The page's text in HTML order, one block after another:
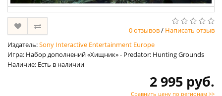
0 отзывов/ Написать отзыв
Издатель:Sony Interactive Entertainment Europe
Игра: Набор дополнений «Хищник» - Predator: Hunting Grounds
Наличие: Есть в наличии
2 995 руб.
Сравнить цену по регионам >>